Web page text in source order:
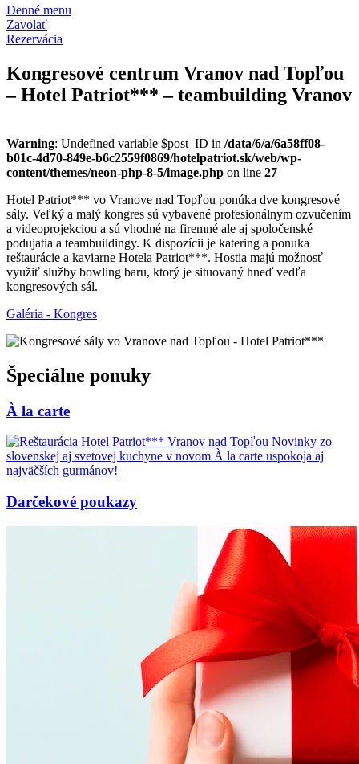
Denné menu
Zavolať
Rezervácia
Kongresové centrum Vranov nad Topľou
– Hotel Patriot*** – teambuilding Vranov
Warning: Undefined variable $post_ID in /data/6/a/6a58ff08-
b01c-4d70-849e-b6c2559f0869/hotelpatriot.sk/web/wp-
content/themes/neon-php-8-5/image.php on line 27
Hotel Patriot*** vo Vranove nad Topľou ponúka dve kongresové
sály. Veľký a malý kongres sú vybavené profesionálnym ozvučením
a videoprojekciou a sú vhodné na firemné ale aj spoločenské
podujatia a teambuildingy. K dispozícii je katering a ponuka
reštaurácie a kaviarne Hotela Patriot***. Hostia majú možnosť
využiť služby bowling baru, ktorý je situovaný hneď vedľa
kongresových sál.
Galéria - Kongres
Špeciálne ponuky
À la carte
Novinky zo
slovenskej aj svetovej kuchyne v novom À la carte uspokoja aj
najväčších gurmánov!
Darčekové poukazy